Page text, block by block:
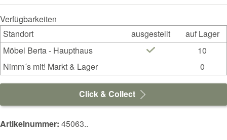
Verfügbarkeiten
Standort
ausgestellt
auf Lager
Möbel Berta - Haupthaus
10
Nimm´s mit! Markt & Lager
0
Click & Collect
Artikelnummer: 45063..